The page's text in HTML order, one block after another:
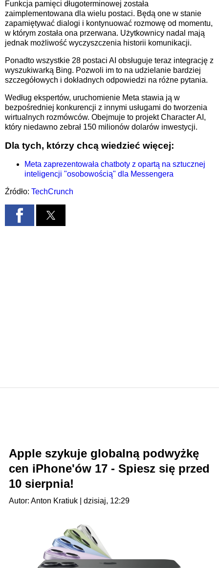
Funkcja pamięci długoterminowej została
zaimplementowana dla wielu postaci. Będą one w stanie
zapamiętywać dialogi i kontynuować rozmowę od momentu,
w którym została ona przerwana. Użytkownicy nadal mają
jednak możliwość wyczyszczenia historii komunikacji.
Ponadto wszystkie 28 postaci AI obsługuje teraz integrację z
wyszukiwarką Bing. Pozwoli im to na udzielanie bardziej
szczegółowych i dokładnych odpowiedzi na różne pytania.
Według ekspertów, uruchomienie Meta stawia ją w
bezpośredniej konkurencji z innymi usługami do tworzenia
wirtualnych rozmówców. Obejmuje to projekt Character AI,
który niedawno zebrał 150 milionów dolarów inwestycji.
Dla tych, którzy chcą wiedzieć więcej:
Meta zaprezentowała chatboty z opartą na sztucznej
inteligencji "osobowością" dla Messengera
Źródło: TechCrunch